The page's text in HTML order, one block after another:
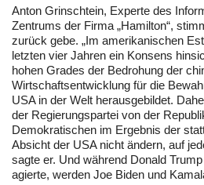
Anton Grinschtein, Experte des
Zentrums der Firma „Hamilton“,
zurück gebe. „Im amerikanischen
letzten vier Jahren ein Konsens
hohen Grades der Bedrohung der
Wirtschaftsentwicklung für die
USA in der Welt herausgebildet.
der Regierungspartei von der
Demokratischen im Ergebnis der
Absicht der USA nicht ändern, auf
sagte er. Und während Donald
agierte, werden Joe Biden und